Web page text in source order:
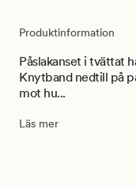
Produktinformation
Påslakanset i tvättat
Knytband nedtill på
mot hu...
Läs mer